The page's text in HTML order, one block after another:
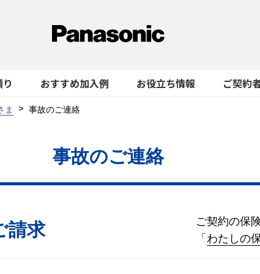
おすすめ加入例 お役立ち情報 ご契約
ま 事故のご連絡
事故のご連絡
請求
ご契約の保
「 わたしの